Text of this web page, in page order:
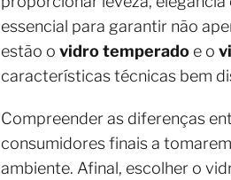
essencial para garantir não
estão o vidro temperado e o
características técnicas bem
Compreender as diferenças
consumidores finais a
ambiente. Afinal, escolher o